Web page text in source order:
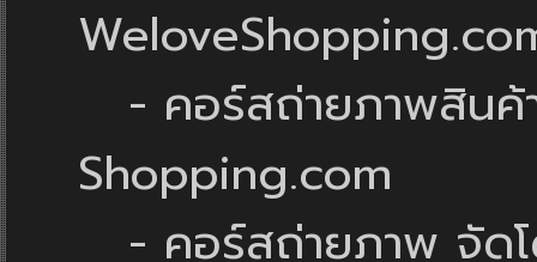
- คอร์สถ่ายภาพสินค้
Shopping.com
- คอร์สถ่ายภาพ จัดโ